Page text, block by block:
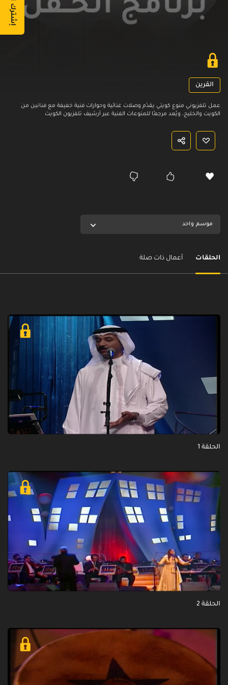
القرين
عمل تلفزيوني منوع كويتي يقدّم وصلات غنائية وحوارات فنية خفيفة مع فنانين من
الكويت والخليج، ويُعد مرجعًا للمنوعات الفنية عبر أرشيف تلفزيون الكويت
موسم واحد
الحلقات أعمال ذات صلة
الحلقة 1
الحلقة 2